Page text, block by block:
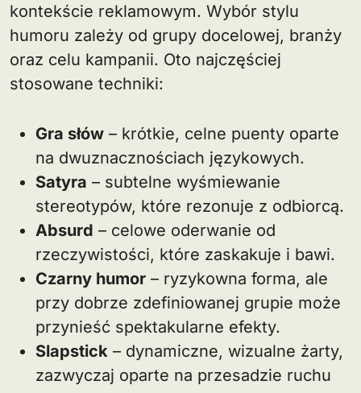
kontekście reklamowym. Wybór stylu
humoru zależy od grupy docelowej, branży
oraz celu kampanii. Oto najczęściej
stosowane techniki:
Gra słów – krótkie, celne puenty oparte
na dwuznacznościach językowych.
Satyra – subtelne wyśmiewanie
stereotypów, które rezonuje z odbiorcą.
Absurd – celowe oderwanie od
rzeczywistości, które zaskakuje i bawi.
Czarny humor – ryzykowna forma, ale
przy dobrze zdefiniowanej grupie może
przynieść spektakularne efekty.
Slapstick – dynamiczne, wizualne żarty,
zazwyczaj oparte na przesadzie ruchu